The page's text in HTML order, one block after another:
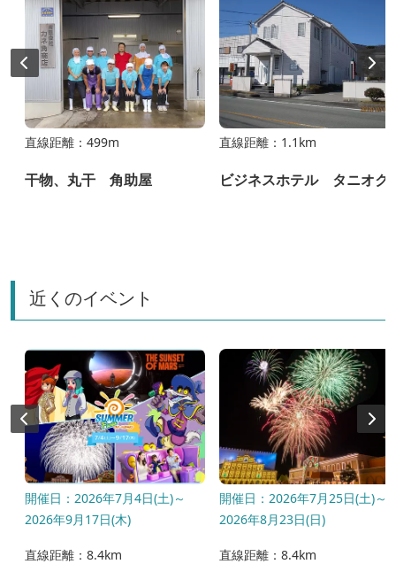
直線距離：499m
干物、丸干 角助屋
直線距離：1.1km
ビジネスホテル タニオク
近くのイベント
開催日：2026年7月4日(土)～
2026年9月17日(木)
直線距離：8.4km
開催日：2026年7月25日(土)～
2026年8月23日(日)
直線距離：8.4km